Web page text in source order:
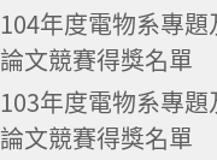
104年度電物系專題
論文競賽得獎名單
103年度電物系專題
論文競賽得獎名單